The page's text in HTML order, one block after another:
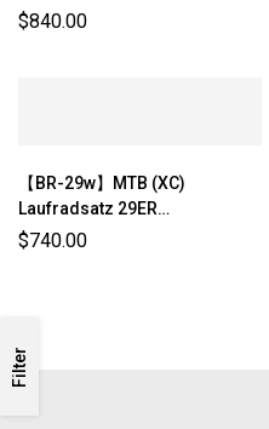
Filter
Asymmetrisch (1180g±3%)
$840.00
【BR-29w】MTB (XC)
Laufradsatz 29ER
Asymmetrisch
$740.00